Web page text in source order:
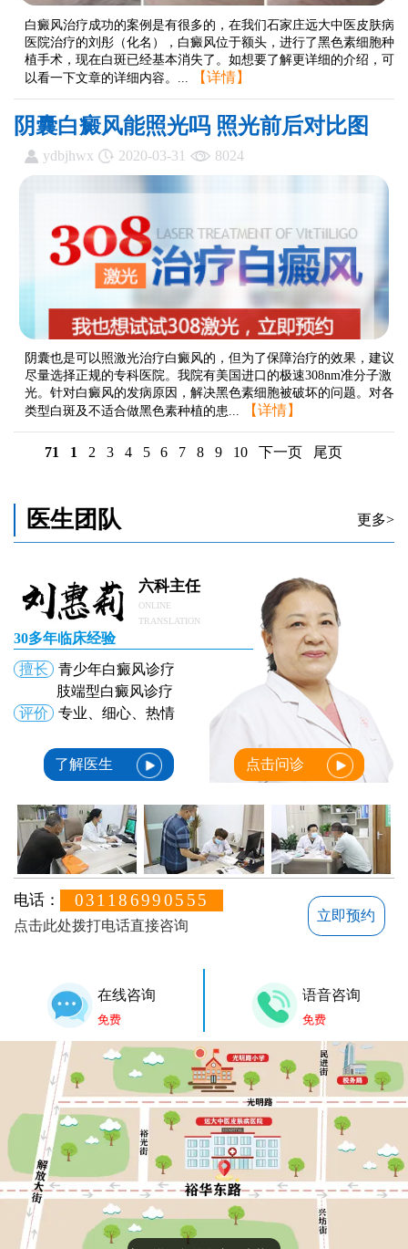
白癜风治疗成功的案例是有很多的，在我们石家庄远大中医皮肤病
医院治疗的刘彤（化名），白癜风位于额头，进行了黑色素细胞种
植手术，现在白斑已经基本消失了。如想要了解更详细的介绍，可
以看一下文章的详细内容。...
【详情】
阴囊白癜风能照光吗 照光前后对比图
ydbjhwx 2020-03-31 8024
阴囊也是可以照激光治疗白癜风的，但为了保障治疗的效果，建议
尽量选择正规的专科医院。我院有美国进口的极速308nm准分子激
光。针对白癜风的发病原因，解决黑色素细胞被破坏的问题。对各
类型白斑及不适合做黑色素种植的患...
【详情】
71 1 2 3 4 5 6 7 8 9 10 下一页 尾页
医生团队 更多>
六科主任
ONLINE
TRANSLATION
30多年临床经验
擅长
青少年白癜风诊疗
肢端型白癜风诊疗
评价
专业、细心、热情
了解医生 点击问诊
电话： 031186990555
点击此处拨打电话直接咨询
立即预约
在线咨询
免费
语音咨询
免费